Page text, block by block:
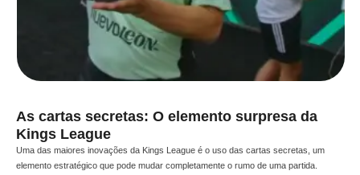
As cartas secretas: O elemento surpresa da
Kings League
Uma das maiores inovações da Kings League é o uso das cartas secretas, um
elemento estratégico que pode mudar completamente o rumo de uma partida.